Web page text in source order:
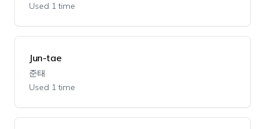
Used 1 time
Jun-tae
준태
Used 1 time